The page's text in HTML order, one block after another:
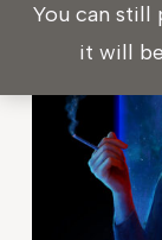
You can still
it will